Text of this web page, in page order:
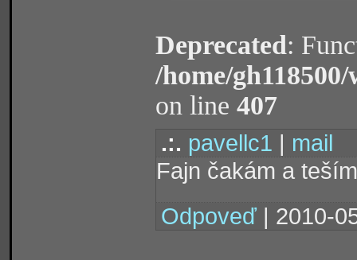
Deprecated:
/home/
on line 407
.:. pavellc1 | mail
Fajn čakám a
Odpoveď | 2010-